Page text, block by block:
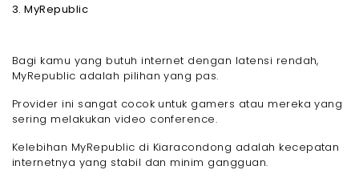
3. MyRepublic
Bagi kamu yang butuh internet dengan latensi rendah,
MyRepublic adalah pilihan yang pas.
Provider ini sangat cocok untuk gamers atau mereka yang
sering melakukan video conference.
Kelebihan MyRepublic di Kiaracondong adalah kecepatan
internetnya yang stabil dan minim gangguan.